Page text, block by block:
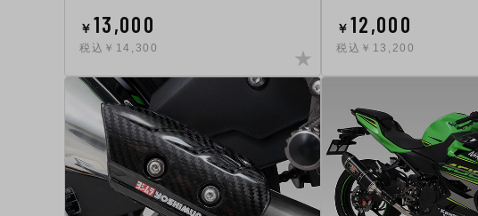
￥ 13,000
税込￥14,300
￥ 12,000
税込￥13,200